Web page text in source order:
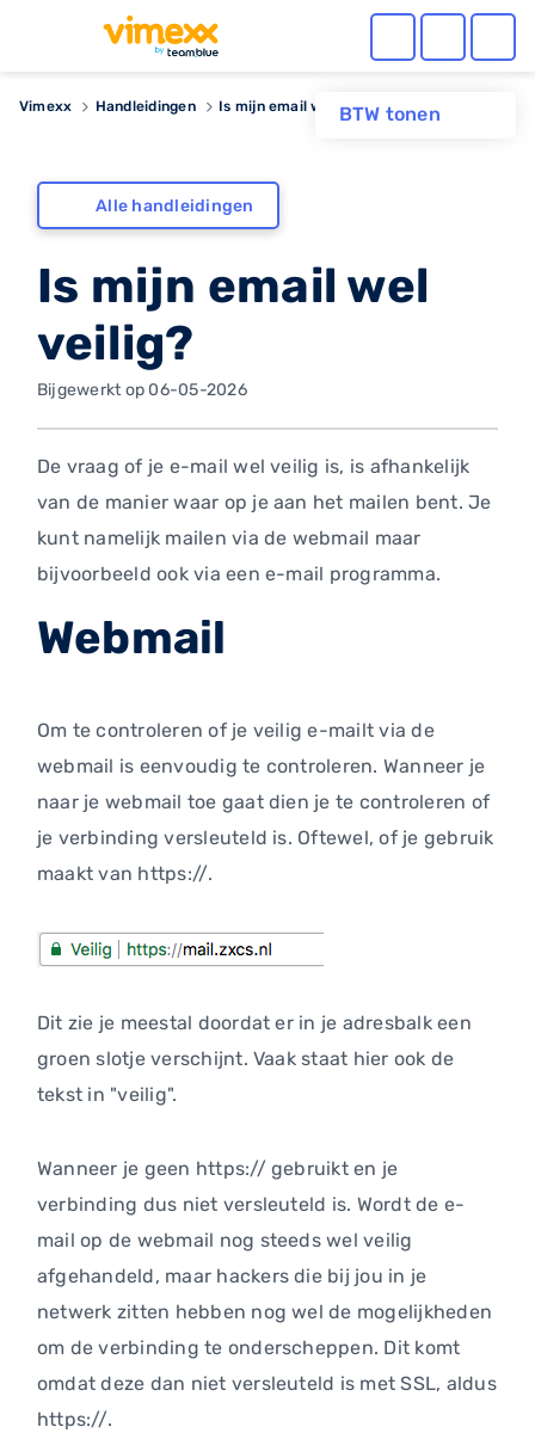
BTW tonen
Vimexx Handleidingen Is mijn email wel veilig?
Alle handleidingen
Is mijn email wel
veilig?
Bijgewerkt op 06-05-2026
De vraag of je e-mail wel veilig is, is afhankelijk
van de manier waar op je aan het mailen bent. Je
kunt namelijk mailen via de webmail maar
bijvoorbeeld ook via een e-mail programma.
Webmail
Om te controleren of je veilig e-mailt via de
webmail is eenvoudig te controleren. Wanneer je
naar je webmail toe gaat dien je te controleren of
je verbinding versleuteld is. Oftewel, of je gebruik
maakt van https://.
Dit zie je meestal doordat er in je adresbalk een
groen slotje verschijnt. Vaak staat hier ook de
tekst in "veilig".
Wanneer je geen https:// gebruikt en je
verbinding dus niet versleuteld is. Wordt de e-
mail op de webmail nog steeds wel veilig
afgehandeld, maar hackers die bij jou in je
netwerk zitten hebben nog wel de mogelijkheden
om de verbinding te onderscheppen. Dit komt
omdat deze dan niet versleuteld is met SSL, aldus
https://.